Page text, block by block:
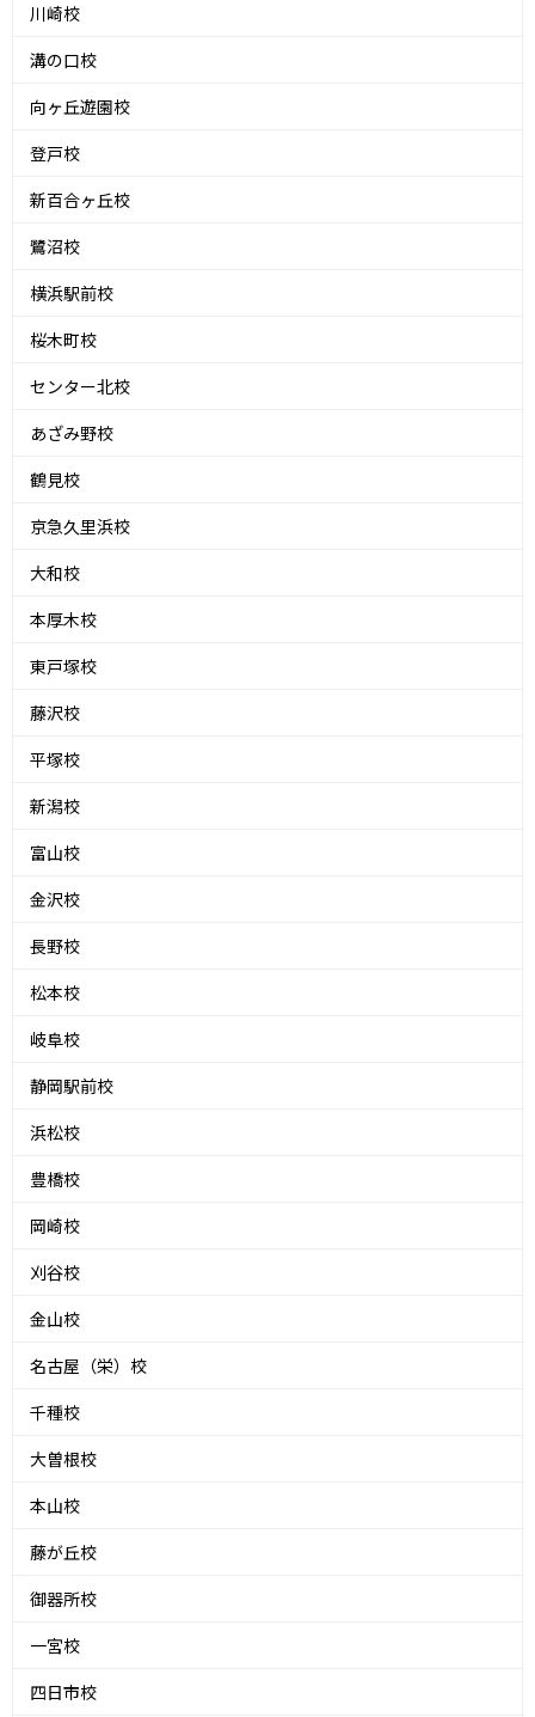
川崎校
溝の口校
向ヶ丘遊園校
登戸校
新百合ヶ丘校
鷺沼校
横浜駅前校
桜木町校
センター北校
あざみ野校
鶴見校
京急久里浜校
大和校
本厚木校
東戸塚校
藤沢校
平塚校
新潟校
富山校
金沢校
長野校
松本校
岐阜校
静岡駅前校
浜松校
豊橋校
岡崎校
刈谷校
金山校
名古屋（栄）校
千種校
大曽根校
本山校
藤が丘校
御器所校
一宮校
四日市校